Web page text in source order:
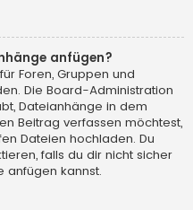
anfügen?
Foren, Gruppen und
Die Board-Administration
Dateianhänge in dem
Beitrag verfassen möchtest,
Dateien hochladen. Du
falls du dir nicht sicher
anfügen kannst.